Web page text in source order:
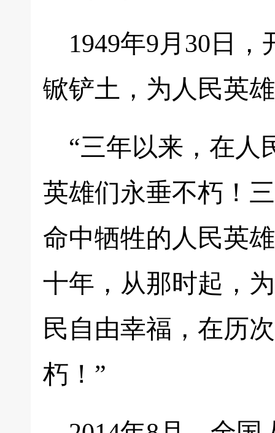
1949年9月30日
锨铲土，为人民英
“三年以来，在人
英雄们永垂不朽！
命中牺牲的人民英
十年，从那时起，
民自由幸福，在历
朽！”